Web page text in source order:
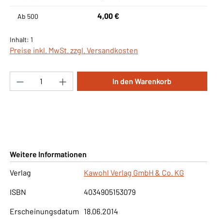
Ab 500 4,00 €
Inhalt: 1
Preise inkl. MwSt. zzgl. Versandkosten
Produkt Anzahl: Gib den gewünschten
In den Warenkorb
Weitere Informationen
Verlag
Kawohl Verlag GmbH & Co. KG
ISBN 4034905153079
Erscheinungsdatum 18.06.2014